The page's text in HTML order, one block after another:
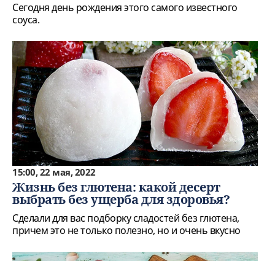
Сегодня день рождения этого самого известного
соуса.
15:00, 22 мая, 2022
Жизнь без глютена: какой десерт
выбрать без ущерба для здоровья?
Сделали для вас подборку сладостей без глютена,
причем это не только полезно, но и очень вкусно